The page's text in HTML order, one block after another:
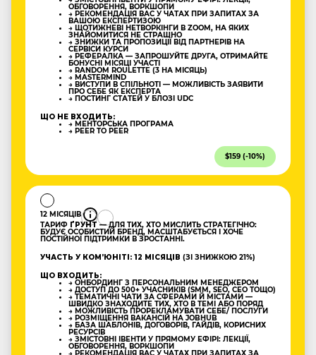
ОБГОВОРЕННЯ, ВОРКШОПИ
→ РЕКОМЕНДАЦІЯ ВАС У ЧАТАХ ПРИ ЗАПИТАХ ЗА
ВАШОЮ ЕКСПЕРТИЗОЮ
→ ЩОТИЖНЕВІ НЕТВОРКІНГИ В ZOOM, НА ЯКИХ
ЗНАЙОМИТИСЯ НЕ СТРАШНО
→ ЗНИЖКИ ТА ПРОПОЗИЦІЇ ВІД ПАРТНЕРІВ НА
СЕРВІСИ КУРСИ
→ РЕФЕРАЛКА — ЗАПРОШУЙТЕ ДРУГА, ОТРИМАЙТЕ
БОНУСНІ МІСЯЦІ УЧАСТІ
→ RANDOM ROULETTE (3 НА МІСЯЦЬ)
→ MASTERMIND
→ ВИСТУПИ В СПІЛЬНОТІ — МОЖЛИВІСТЬ ЗАЯВИТИ
ПРО СЕБЕ ЯК ЕКСПЕРТА
→ ПОСТИНГ СТАТЕЙ У БЛОЗІ UDC
ЩО НЕ ВХОДИТЬ:
→ МЕНТОРСЬКА ПРОГРАМА
→ PEER TO PEER
$159 (-10%)
12 МІСЯЦІВ
ТАРИФ ҐРУНТ — ДЛЯ ТИХ, ХТО МИСЛИТЬ СТРАТЕГІЧНО:
БУДУЄ ОСОБИСТИЙ БРЕНД, МАСШТАБУЄТЬСЯ І ХОЧЕ
ПОСТІЙНОЇ ПІДТРИМКИ В ЗРОСТАННІ.
УЧАСТЬ У КОМʼЮНІТІ: 12 МІСЯЦІВ (ЗІ ЗНИЖКОЮ 21%)
ЩО ВХОДИТЬ:
→ ОНБОРДИНГ З ПЕРСОНАЛЬНИМ МЕНЕДЖЕРОМ
→ ДОСТУП ДО 500+ УЧАСНИКІВ (SMM, SEO, CEO ТОЩО)
→ ТЕМАТИЧНІ ЧАТИ ЗА СФЕРАМИ Й МІСТАМИ —
ШВИДКО ЗНАХОДИТЕ ТИХ, ХТО В ТЕМІ АБО ПОРЯД
→ МОЖЛИВІСТЬ ПРОРЕКЛАМУВАТИ СЕБЕ/ ПОСЛУГИ
→ РОЗМІЩЕННЯ ВАКАНСІЙ НА JOBHUB
→ БАЗА ШАБЛОНІВ, ДОГОВОРІВ, ГАЙДІВ, КОРИСНИХ
РЕСУРСІВ
→ ЗМІСТОВНІ ІВЕНТИ У ПРЯМОМУ ЕФІРІ: ЛЕКЦІЇ,
ОБГОВОРЕННЯ, ВОРКШОПИ